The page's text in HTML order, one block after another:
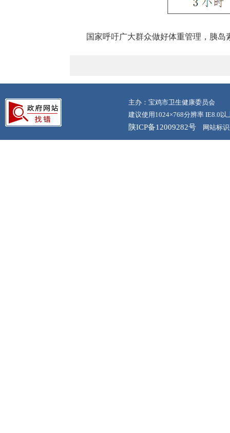
国家呼吁广大群众做好体重管理，胰
主办：宝鸡市卫生健康委员会
建议使用1024×768分辨率 IE8.0以
陕ICP备12009282号 网站标